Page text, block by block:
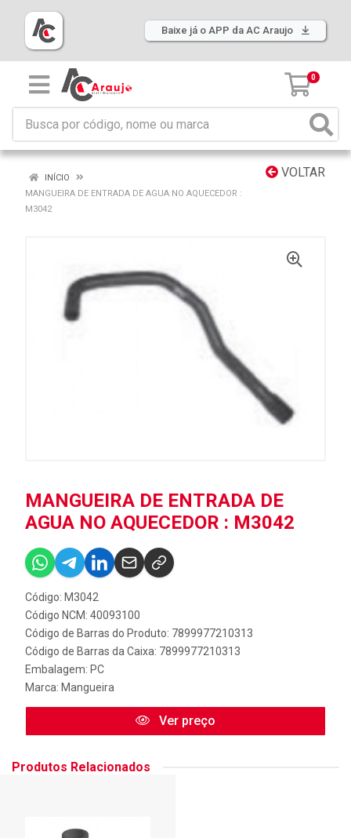
Baixe já o APP da AC Araujo
0
VOLTAR
INÍCIO
MANGUEIRA DE ENTRADA DE AGUA NO AQUECEDOR :
M3042
MANGUEIRA DE ENTRADA DE
AGUA NO AQUECEDOR : M3042
Código: M3042
Código NCM: 40093100
Código de Barras do Produto: 7899977210313
Código de Barras da Caixa: 7899977210313
Embalagem: PC
Marca: Mangueira
Ver preço
Produtos Relacionados